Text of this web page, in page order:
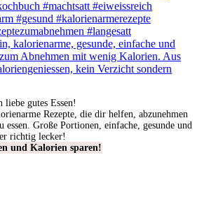
gutes Essen!
Rezepte, die dir helfen, abzunehmen
Große Portionen, einfache, gesunde und
richtig lecker!
und Kalorien sparen!